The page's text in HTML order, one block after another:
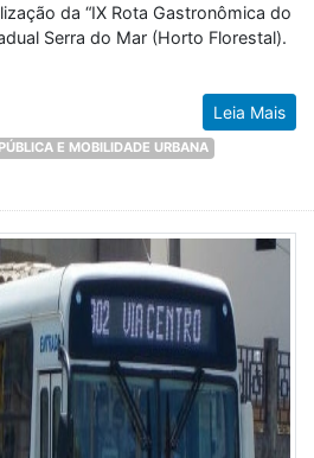
da “IX Rota Gastronômica do
Serra do Mar (Horto Florestal).
Leia Mais
E MOBILIDADE URBANA